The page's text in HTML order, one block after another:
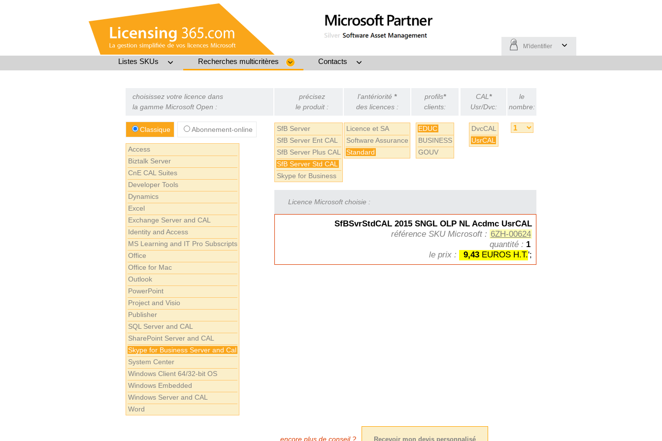
M'identifier
Listes SKUs Recherches multicritères Contacts
choisissez votre licence dans
la gamme Microsoft Open :
Classique Abonnement-online
Access
Biztalk Server
CnE CAL Suites
Developer Tools
Dynamics
Excel
Exchange Server and CAL
Identity and Access
MS Learning and IT Pro Subscripts
Office
Office for Mac
Outlook
PowerPoint
Project and Visio
Publisher
SQL Server and CAL
SharePoint Server and CAL
Skype for Business Server and Cal
System Center
Windows Client 64/32-bit OS
Windows Embedded
Windows Server and CAL
Word
précisez
le produit :
SfB Server
SfB Server Ent CAL
SfB Server Plus CAL
SfB Server Std CAL
Skype for Business
l'antériorité *
des licences :
Licence et SA
Software Assurance
Standard
profils*
clients:
EDUC
BUSINESS
GOUV
CAL *
Usr/Dvc:
DvcCAL
UsrCAL
le
nombre:
Licence Microsoft choisie :
SfBSvrStdCAL 2015 SNGL OLP NL Acdmc UsrCAL
référence SKU Microsoft : 6ZH-00624
quantité : 1
le prix :
9,43EUROS H.T.';
encore plus de conseil ?